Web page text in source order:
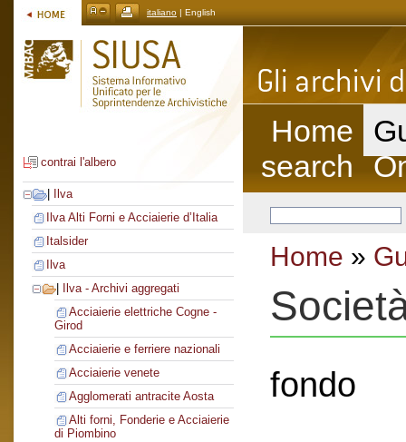
italiano | English
contrai l'albero
Ilva
Ilva Alti Forni e Acciaierie d’Italia
Italsider
Ilva
Ilva - Archivi aggregati
Acciaierie elettriche Cogne -
Girod
Acciaierie e ferriere nazionali
Acciaierie venete
Agglomerati antracite Aosta
Alti forni, Fonderie e Acciaierie
di Piombino
Home
search
Home »
fondo